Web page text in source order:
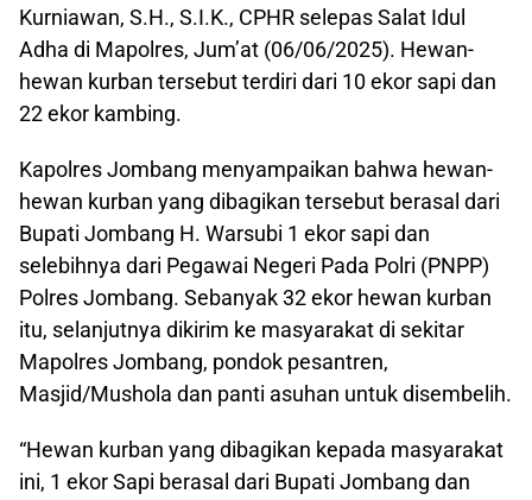
Kurniawan, S.H., S.I.K., CPHR selepas Salat Idul
Adha di Mapolres, Jum’at (06/06/2025). Hewan-
hewan kurban tersebut terdiri dari 10 ekor sapi dan
22 ekor kambing.
Kapolres Jombang menyampaikan bahwa hewan-
hewan kurban yang dibagikan tersebut berasal dari
Bupati Jombang H. Warsubi 1 ekor sapi dan
selebihnya dari Pegawai Negeri Pada Polri (PNPP)
Polres Jombang. Sebanyak 32 ekor hewan kurban
itu, selanjutnya dikirim ke masyarakat di sekitar
Mapolres Jombang, pondok pesantren,
Masjid/Mushola dan panti asuhan untuk disembelih.
“Hewan kurban yang dibagikan kepada masyarakat
ini, 1 ekor Sapi berasal dari Bupati Jombang dan